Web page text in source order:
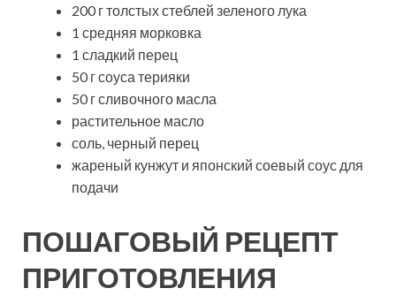
200 г толстых стеблей зеленого лука
1 средняя морковка
1 сладкий перец
50 г соуса терияки
50 г сливочного масла
растительное масло
соль, черный перец
жареный кунжут и японский соевый соус для
подачи
ПОШАГОВЫЙ РЕЦЕПТ
ПРИГОТОВЛЕНИЯ